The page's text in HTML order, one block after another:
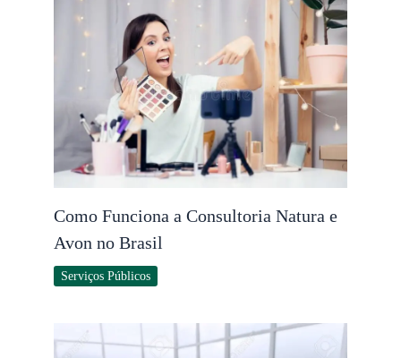
Como Funciona a Consultoria Natura e
Avon no Brasil
Serviços Públicos